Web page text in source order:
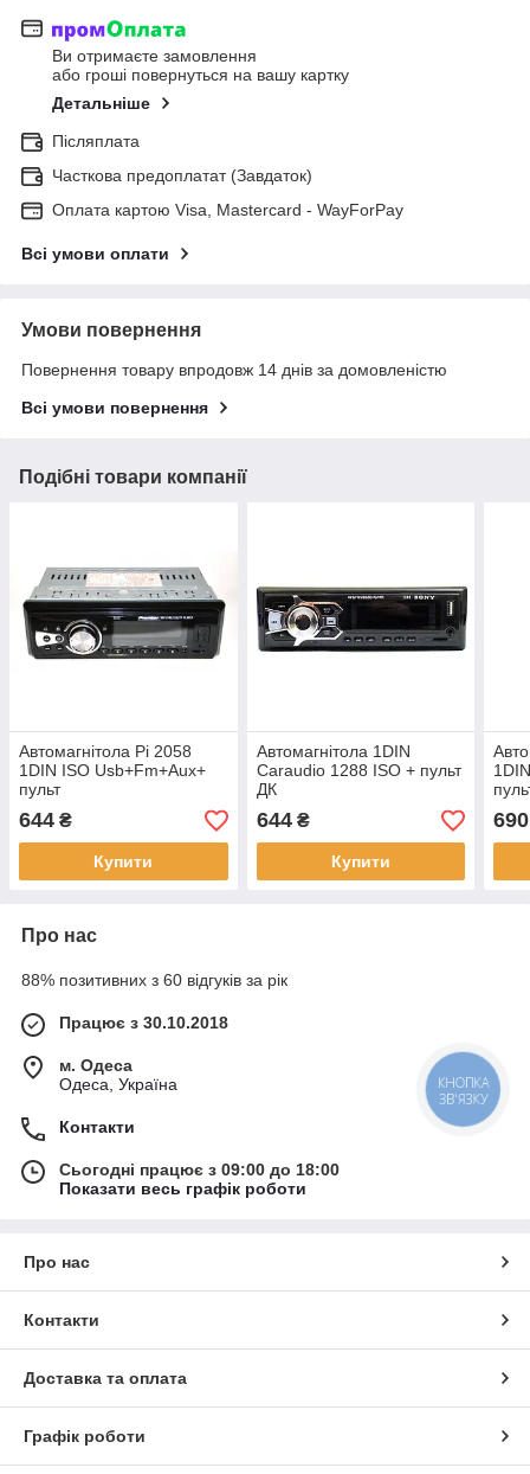
Ви отримаєте замовлення
або гроші повернуться на вашу картку
Детальніше
Післяплата
Часткова предоплатат (Завдаток)
Оплата картою Visa, Mastercard - WayForPay
Всі умови оплати
Умови повернення
Повернення товару впродовж 14 днів за домовленістю
Всі умови повернення
Подібні товари компанії
Автомагнітола Pi 2058
1DIN ISO Usb+Fm+Aux+
пульт
644 ₴
Купити
Автомагнітола 1DIN
Caraudio 1288 ISO + пульт
ДК
644₴
Купити
690
Про нас
88% позитивних з 60 відгуків за рік
Працює з 30.10.2018
м. Одеса
Одеса, Україна
Контакти
Сьогодні працює з 09:00 до 18:00
Показати весь графік роботи
Про нас
Контакти
Доставка та оплата
Графік роботи
КНОПКА
ЗВ'ЯЗКУ